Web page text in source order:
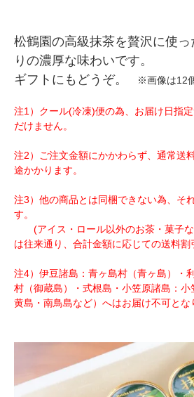
松鶴園の高級抹茶を贅沢に使
りの濃厚な味わいです。
ギフトにもどうぞ。
※画像は12個
注1）クール(冷凍)便の為、お届け日指
だけません。
注2）ご注文金額にかかわらず、通常送
途かかります。
注3）他の商品とは同梱できない為、そ
す。
(アイス・ロール以外のお茶・菓子な
は往来通り、合計金額に応じての送料割
注4）伊豆諸島：青ヶ島村（青ヶ島）・
村（御蔵島）・式根島・小笠原諸島：
黄島・南鳥島など）へはお届け不可とな